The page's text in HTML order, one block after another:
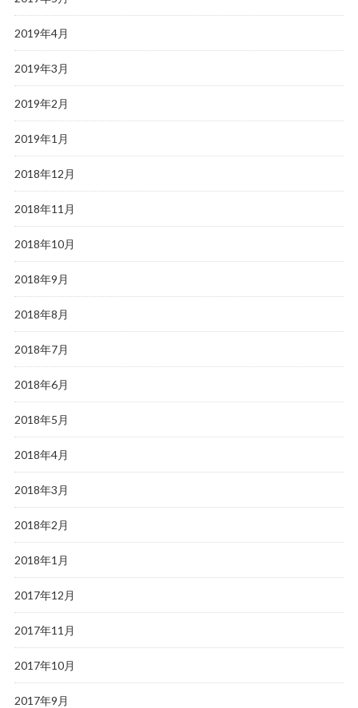
2019年4月
2019年3月
2019年2月
2019年1月
2018年12月
2018年11月
2018年10月
2018年9月
2018年8月
2018年7月
2018年6月
2018年5月
2018年4月
2018年3月
2018年2月
2018年1月
2017年12月
2017年11月
2017年10月
2017年9月